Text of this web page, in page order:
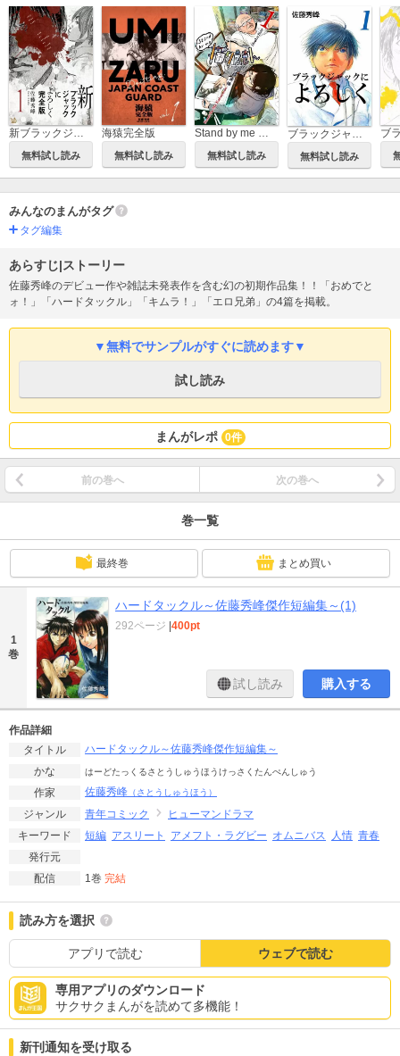
新ブラックジャックによろしく 完全版
無料試し読み
海猿完全版
無料試し読み
Stand by me 描クえもん
無料試し読み
ブラックジャックによろしく
無料試し読み
みんなのまんがタグ
タグ編集
あらすじ|ストーリー
佐藤秀峰のデビュー作や雑誌未発表作を含む幻の初期作品集！！「おめでと
ォ！」「ハードタックル」「キムラ！」「エロ兄弟」の4篇を掲載。
▼無料でサンプルがすぐに読めます▼
試し読み
まんがレポ 0件
前の巻へ 次の巻へ
巻一覧
最終巻 まとめ買い
1
巻
ハードタックル～佐藤秀峰傑作短編集～(1)
292ページ 400pt
試し読み 購入する
作品詳細
タイトル
ハードタックル～佐藤秀峰傑作短編集～
かな
はーどたっくるさとうしゅうほうけっさくたんぺんしゅう
作家 佐藤秀峰 （さとうしゅうほう）
ジャンル 青年コミック
ヒューマンドラマ
キーワード
短編 アスリート アメフト・ラグビー オムニバス 人情 青春
発行元
配信
1巻 完結
読み方を選択
アプリで読む ウェブで読む
専用アプリのダウンロード
サクサクまんがを読めて多機能！
新刊通知を受け取る